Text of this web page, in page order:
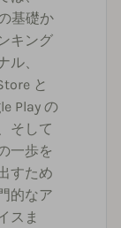
基礎か
キング
ル、
と
Play の
そして
一歩を
すため
的なア
スま